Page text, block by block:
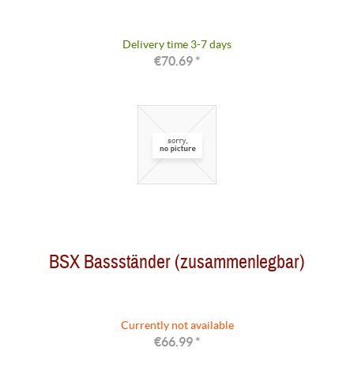
Delivery time 3-7 days
€70.69 *
BSX Bassständer (zusammenlegbar)
Currently not available
€66.99 *